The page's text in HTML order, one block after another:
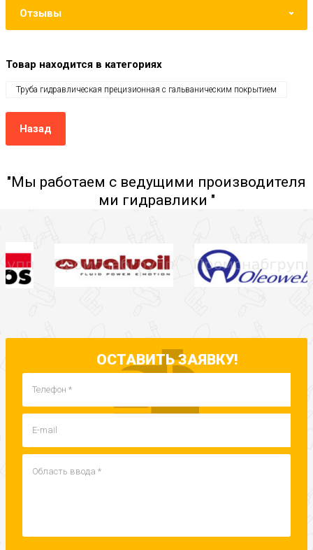
Отзывы
Товар находится в категориях
Труба гидравлическая прецизионная с гальваническим покрытием
Назад
"Мы работаем с ведущими производителя
ми гидравлики "
ОСТАВИТЬ ЗАЯВКУ!